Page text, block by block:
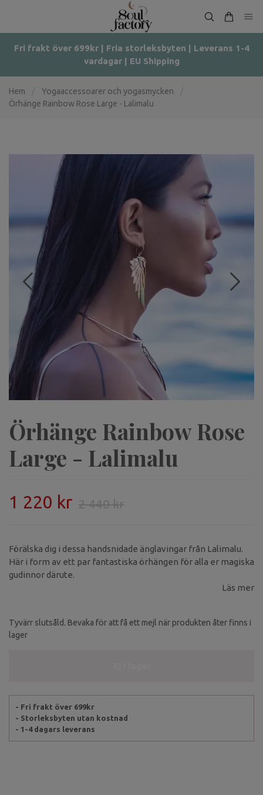
Fri frakt över 699kr | Fria storleksbyten | Leverans 1-4
vardagar | EU Shipping
Hem Yogaaccessoarer och yogasmycken
Örhänge Rainbow Rose Large - Lalimalu
Örhänge Rainbow Rose
Large - Lalimalu
1 220 kr 2 440 kr
Förälska dig i dessa handsnidade änglavingar från Lalimalu.
Här i form av ett par fantastiska örhängen för alla er magiska
gudinnor därute.
Läs mer
Tyvärr slutsåld. Bevaka för att få ett mejl när produkten åter finns i
lager
- Fri frakt över 699kr
- Storleksbyten utan kostnad
- 1-4 dagars leverans